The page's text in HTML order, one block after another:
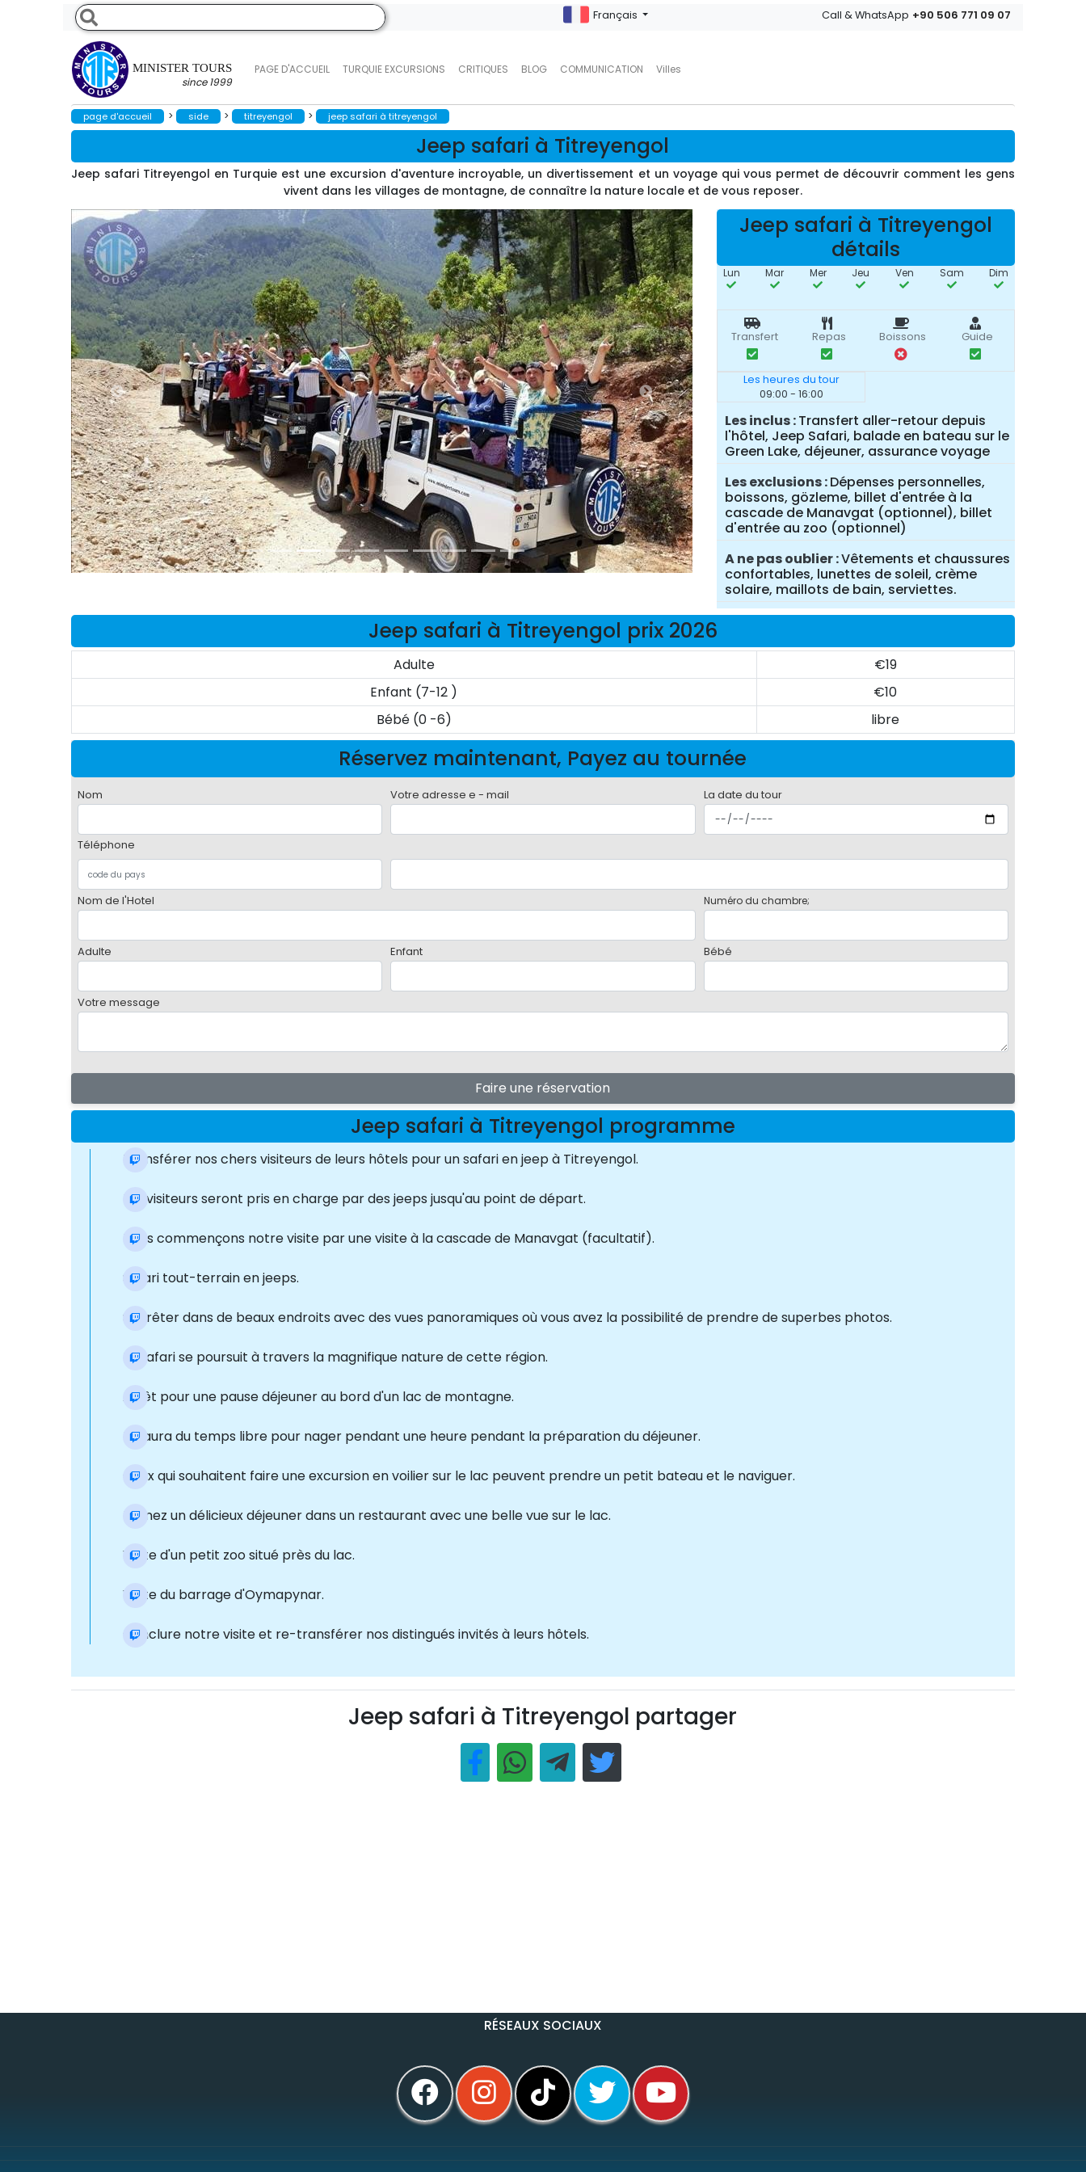
MINISTER TOURS
since 1999
PAGE D'ACCUEIL TURQUIE EXCURSIONS CRITIQUES BLOG COMMUNICATION Villes
Français Call & WhatsApp +90 506 771 09 07
page d'accueil > side > titreyengol > jeep safari à titreyengol
Jeep safari à Titreyengol
Jeep safari Titreyengol en Turquie est une excursion d'aventure incroyable, un divertissement et un voyage qui vous permet de découvrir comment les gens
vivent dans les villages de montagne, de connaître la nature locale et de vous reposer.
Jeep safari à Titreyengol
détails
Lun Mar Mer Jeu Ven Sam Dim
Transfert Repas Boissons Guide
Les heures du tour
09:00 - 16:00
Les inclus Transfert aller-retour depuis
l'hôtel, Jeep Safari, balade en bateau sur le
Green Lake, déjeuner, assurance voyage
Les exclusions Dépenses personnelles,
boissons, gözleme, billet d'entrée à la
cascade de Manavgat (optionnel), billet
d'entrée au zoo (optionnel)
A ne pas oublier Vêtements et chaussures
confortables, lunettes de soleil, crème
solaire, maillots de bain, serviettes.
Jeep safari à Titreyengol prix 2026
Adulte
€19
Enfant (7-12 )
€10
Bébé (0 -6)
libre
Réservez maintenant, Payez au tournée
Nom Votre adresse e - mail La date du tour
Téléphone
Nom de l'Hotel Numéro du chambre;
Adulte Enfant Bébé
Votre message
Faire une réservation
Jeep safari à Titreyengol programme
Transférer nos chers visiteurs de leurs hôtels pour un safari en jeep à Titreyengol.
Les visiteurs seront pris en charge par des jeeps jusqu'au point de départ.
Nous commençons notre visite par une visite à la cascade de Manavgat (facultatif).
Safari tout-terrain en jeeps.
S'arrêter dans de beaux endroits avec des vues panoramiques où vous avez la possibilité de prendre de superbes photos.
Le safari se poursuit à travers la magnifique nature de cette région.
Arrêt pour une pause déjeuner au bord d'un lac de montagne.
Il y aura du temps libre pour nager pendant une heure pendant la préparation du déjeuner.
Ceux qui souhaitent faire une excursion en voilier sur le lac peuvent prendre un petit bateau et le naviguer.
Prenez un délicieux déjeuner dans un restaurant avec une belle vue sur le lac.
Visite d'un petit zoo situé près du lac.
Visite du barrage d'Oymapynar.
Conclure notre visite et re-transférer nos distingués invités à leurs hôtels.
Jeep safari à Titreyengol partager
RÉSEAUX SOCIAUX